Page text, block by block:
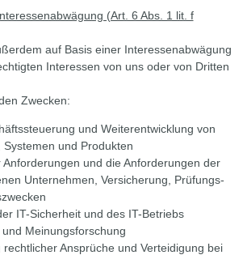
(Art. 6 Abs. 1 lit. f
auf Basis einer Interessenabwägung
Interessen von uns oder von Dritten
Zwecken:
und Weiterentwicklung von
Systemen und Produkten
Anforderungen und die Anforderungen der
Unternehmen, Versicherung, Prüfungs-
IT-Sicherheit und des IT-Betriebs
Meinungsforschung
Ansprüche und Verteidigung bei